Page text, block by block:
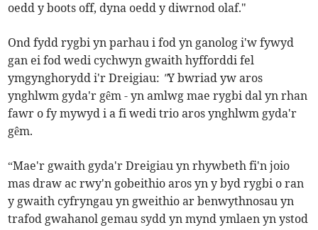
oedd y boots off, dyna oedd y diwrnod olaf."
Ond fydd rygbi yn parhau i fod yn ganolog i'w fywyd
gan ei fod wedi cychwyn gwaith hyfforddi fel
ymgynghorydd i'r Dreigiau: "Y bwriad yw aros
ynghlwm gyda'r gêm - yn amlwg mae rygbi dal yn rhan
fawr o fy mywyd i a fi wedi trio aros ynghlwm gyda'r
gêm.
“Mae'r gwaith gyda'r Dreigiau yn rhywbeth fi'n joio
mas draw ac rwy'n gobeithio aros yn y byd rygbi o ran
y gwaith cyfryngau yn gweithio ar benwythnosau yn
trafod gwahanol gemau sydd yn mynd ymlaen yn ystod